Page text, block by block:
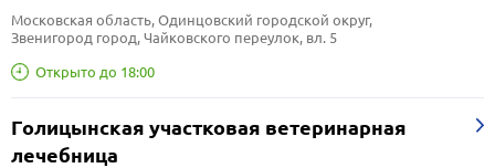
Открыто до 18:00
Московская область, Одинцовский городской округ,
Звенигород город, Чайковского переулок, вл. 5
Голицынская участковая ветеринарная
лечебница